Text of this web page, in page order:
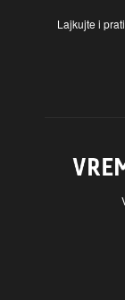
Lajkujte i